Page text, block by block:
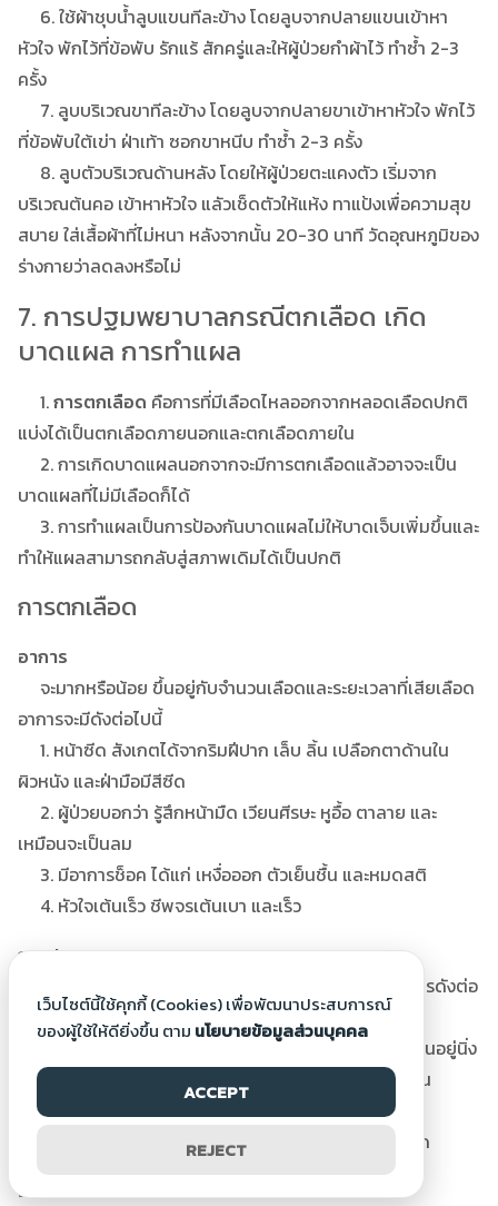
6. ใช้ผ้าชุบน้ำลูบแขนทีละข้าง โดยลูบจากปลายแขนเข้าหา
หัวใจ พักไว้ที่ข้อพับ รักแร้ สักครู่และให้ผู้ป่วยกำผ้าไว้ ทำซ้ำ 2-3
ครั้ง
7. ลูบบริเวณขาทีละข้าง โดยลูบจากปลายขาเข้าหาหัวใจ พักไว้
ที่ข้อพับใต้เข่า ฝ่าเท้า ซอกขาหนีบ ทำซ้ำ 2-3 ครั้ง
8. ลูบตัวบริเวณด้านหลัง โดยให้ผู้ป่วยตะแคงตัว เริ่มจาก
บริเวณต้นคอ เข้าหาหัวใจ แลัวเช็ดตัวให้แห้ง ทาแป้งเพื่อความสุข
สบาย ใส่เสื้อผ้าที่ไม่หนา หลังจากนั้น 20-30 นาที วัดอุณหภูมิของ
ร่างกายว่าลดลงหรือไม่
7. การปฐมพยาบาลกรณีตกเลือด เกิด
บาดแผล การทำแผล
1.การตกเลือด คือการที่มีเลือดไหลออกจากหลอดเลือดปกติ
แบ่งได้เป็นตกเลือดภายนอกและตกเลือดภายใน
2. การเกิดบาดแผลนอกจากจะมีการตกเลือดแล้วอาจจะเป็น
บาดแผลที่ไม่มีเลือดก็ได้
3. การทำแผลเป็นการป้องกันบาดแผลไม่ให้บาดเจ็บเพิ่มขึ้นและ
ทำให้แผลสามารถกลับสู่สภาพเดิมได้เป็นปกติ
การตกเลือด
อาการ
จะมากหรือน้อย ขึ้นอยู่กับจำนวนเลือดและระยะเวลาที่เสียเลือด
อาการจะมีดังต่อไปนี้
1. หน้าซีด สังเกตได้จากริมฝีปาก เล็บ ลิ้น เปลือกตาด้านใน
ผิวหนัง และฝ่ามือมีสีซีด
2. ผู้ป่วยบอกว่า รู้สึกหน้ามืด เวียนศีรษะ หูอื้อ ตาลาย และ
เหมือนจะเป็นลม
3. มีอาการช็อค ได้แก่ เหงื่อออก ตัวเย็นชื้น และหมดสติ
4. หัวใจเต้นเร็ว ชีพจรเต้นเบา และเร็ว
การปฐมพยาบาล
ผู้ให้ความช่วยเหลือจะต้องตั้งสติ ไม่ตกใจ และดำเนินการดังต่อ
ไปนี้
1. ให้ผู้ป่วยนอนราบ ปลอบผู้ป่วยให้คลายความกังวล นอนอยู่นิ่ง
ๆ เปิดบริเวณที่เลือดออกให้เห็นชัดเจน แต่อย่าให้ผู้ป่วยเห็น
บาดแผลที่รุนแรง คลายเครื่องแต่งกายให้หลวมๆ
2. ยกส่วนที่เลือดออกให้อยู่สูงกว่าส่วนอื่น และห้ามเลือด
วิธีห้ามเลือด
เว็บไซต์นี้ใช้คุกกี้ (Cookies) เพื่อพัฒนาประสบการณ์
ของผู้ใช้ให้ดียิ่งขึ้น ตาม นโยบายข้อมูลส่วนบุคคล
ACCEPT
REJECT